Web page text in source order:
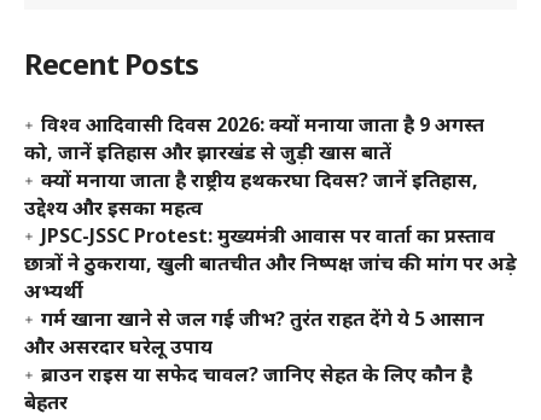
Recent Posts
विश्व आदिवासी दिवस 2026: क्यों मनाया जाता है 9 अगस्त
को, जानें इतिहास और झारखंड से जुड़ी खास बातें
क्यों मनाया जाता है राष्ट्रीय हथकरघा दिवस? जानें इतिहास,
उद्देश्य और इसका महत्व
JPSC-JSSC Protest: मुख्यमंत्री आवास पर वार्ता का प्रस्ताव
छात्रों ने ठुकराया, खुली बातचीत और निष्पक्ष जांच की मांग पर अड़े
अभ्यर्थी
गर्म खाना खाने से जल गई जीभ? तुरंत राहत देंगे ये 5 आसान
और असरदार घरेलू उपाय
ब्राउन राइस या सफेद चावल? जानिए सेहत के लिए कौन है
बेहतर